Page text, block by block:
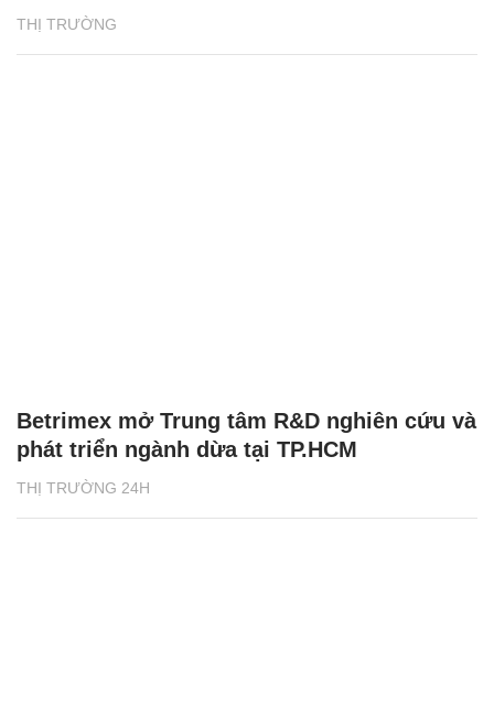
THỊ TRƯỜNG
THỊ TRƯỜNG 24H
Betrimex mở Trung tâm R&D nghiên cứu và
phát triển ngành dừa tại TP.HCM